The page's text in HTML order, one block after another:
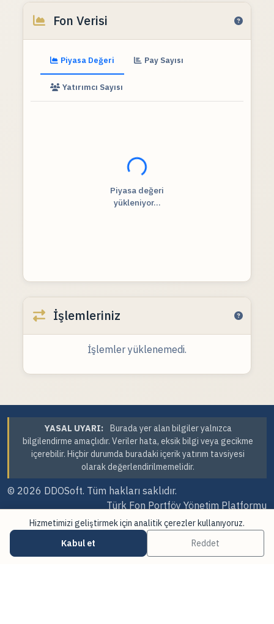
Fon Verisi
Piyasa Değeri Pay Sayısı
Yatırımcı Sayısı
Fiyat verileri yükleniyor...
Piyasa değeri
yükleniyor...
İşlemleriniz
İşlemler yüklenemedi.
YASAL UYARI:
Burada yer alan bilgiler yalnızca
bilgilendirme amaçlıdır. Veriler hata, eksik bilgi veya gecikme
içerebilir. Hiçbir durumda buradaki içerik yatırım tavsiyesi
olarak değerlendirilmemelidir.
© 2026 DDOSoft. Tüm hakları saklıdır.
Türk Fon Portföy Yönetim Platformu
Sürüm Tarihi: 07.08.2026 23:41
Veri Kaynakları·
Hizmetimizi geliştirmek için analitik çerezler kullanıyoruz.
Kabul et
Reddet